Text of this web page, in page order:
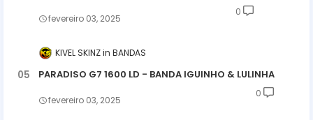
fevereiro 03, 2025
0
KIVEL SKINZ BANDAS
PARADISO G7 1600 LD - BANDA IGUINHO & LULINHA
fevereiro 03, 2025
0